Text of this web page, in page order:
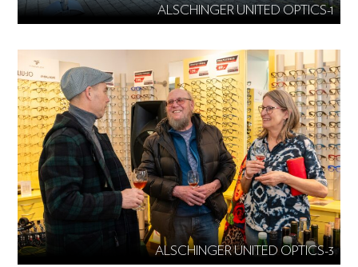
ALSCHINGER UNITED OPTICS-1
ALSCHINGER UNITED OPTICS-3